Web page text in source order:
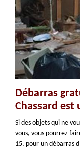
Débarras
Chassard est
Si des objets qui ne
vous, vous pourrez
15, pour un débarras